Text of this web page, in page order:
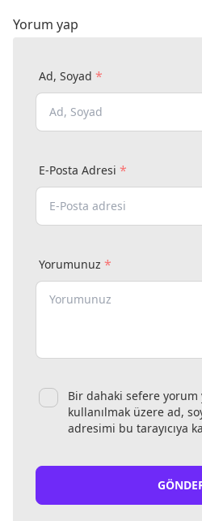
Yorum yap
Ad, Soyad *
E-Posta Adresi *
Yorumunuz *
Bir dahaki sefere yorum
kullanılmak üzere ad,
adresimi bu tarayıcıya